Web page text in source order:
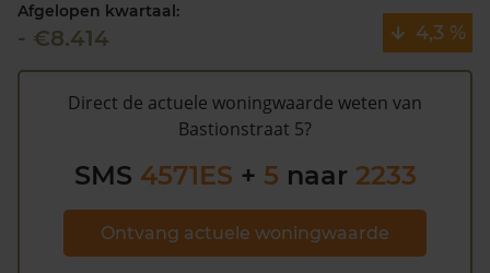
de gemeentelijke belastingen. Met het
gratis WOZ
alarmbent u elk jaar op de hoogte van uw laatste WOZ
waarde en kansen op besparing. Schrijf uhiergratis in.
Afgelopen kwartaal:
- €8.414 4,3 %
Direct de actuele woningwaarde weten van
Bastionstraat 5?
SMS 4571ES + 5 naar 2233
Ontvang actuele woningwaarde